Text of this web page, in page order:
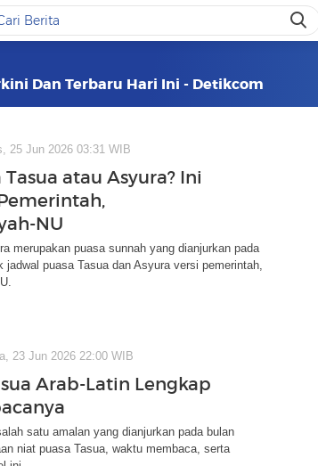
Dan Terbaru Hari Ini - Detikcom
25 Jun 2026 03:31 WIB
atau Asyura? Ini
NU
merupakan puasa sunnah yang dianjurkan pada
jadwal puasa Tasua dan Asyura versi pemerintah,
23 Jun 2026 22:00 WIB
Arab-Latin Lengkap
satu amalan yang dianjurkan pada bulan
niat puasa Tasua, waktu membaca, serta